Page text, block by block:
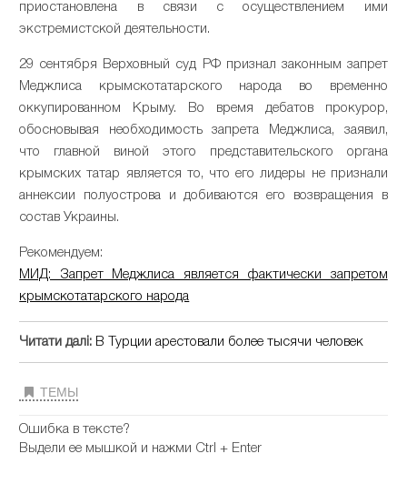
приостановлена в связи с осуществлением ими
экстремистской деятельности.
29 сентября Верховный суд РФ признал законным запрет
Меджлиса крымскотатарского народа во временно
оккупированном Крыму. Во время дебатов прокурор,
обосновывая необходимость запрета Меджлиса, заявил,
что главной виной этого представительского органа
крымских татар является то, что его лидеры не признали
аннексии полуострова и добиваются его возвращения в
состав Украины.
Рекомендуем:
МИД: Запрет Меджлиса является фактически запретом
крымскотатарского народа
Читати далі: В Турции арестовали более тысячи человек
ТЕМЫ
Ошибка в тексте?
Выдели ее мышкой и нажми Ctrl + Enter